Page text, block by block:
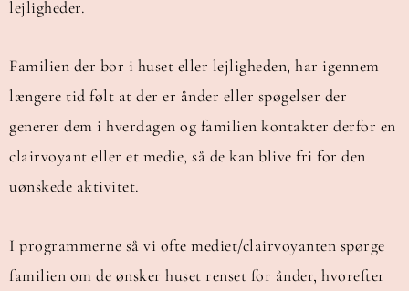
lejligheder.
Familien der bor i huset eller lejligheden, har igennem
længere tid følt at der er ånder eller spøgelser der
generer dem i hverdagen og familien kontakter derfor en
clairvoyant eller et medie, så de kan blive fri for den
uønskede aktivitet.
I programmerne så vi ofte mediet/clairvoyanten spørge
familien om de ønsker huset renset for ånder, hvorefter